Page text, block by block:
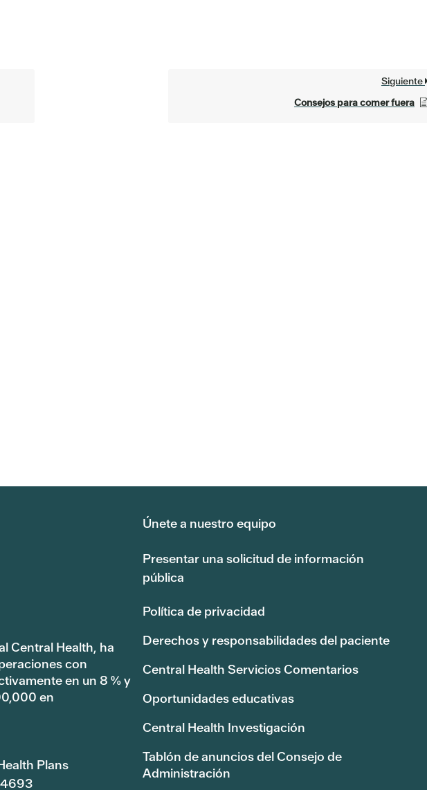
Siguiente
Consejos para comer fuera
Central Health, ha
con
en un 8 % y
en
Plans
Únete a nuestro equipo
Presentar una solicitud de información
pública
Política de privacidad
Derechos y responsabilidades del paciente
Central Health Servicios Comentarios
Oportunidades educativas
Central Health Investigación
Tablón de anuncios del Consejo de
Administración